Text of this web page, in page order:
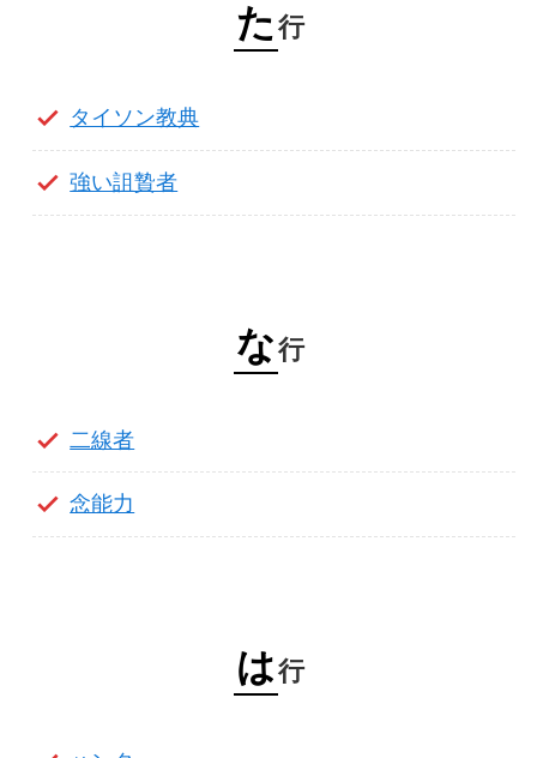
た 行
タイソン教典
強い詛贄者
な行
二線者
念能力
は行